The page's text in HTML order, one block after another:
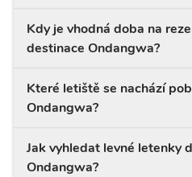
Kdy je vhodná doba na
destinace Ondangwa?
Které letiště se nachází
Ondangwa?
Jak vyhledat levné letenky
Ondangwa?